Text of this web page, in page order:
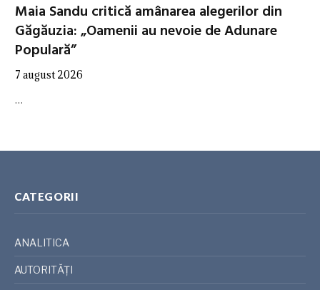
Maia Sandu critică amânarea alegerilor din
Găgăuzia: „Oamenii au nevoie de Adunare
Populară”
7 august 2026
…
CATEGORII
ANALITICA
AUTORITĂȚI